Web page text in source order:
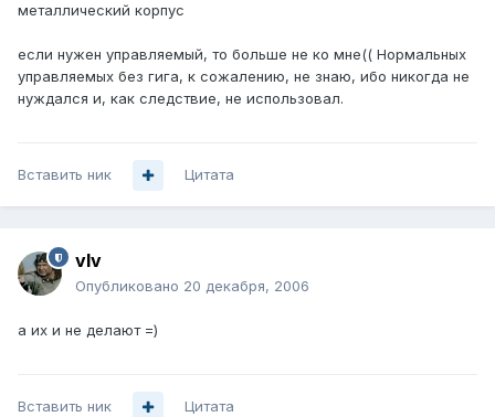
металлический корпус
если нужен управляемый, то больше не ко мне(( Нормальных
управляемых без гига, к сожалению, не знаю, ибо никогда не
нуждался и, как следствие, не использовал.
Вставить ник Цитата
vIv
Опубликовано 20 декабря, 2006
а их и не делают =)
Вставить ник Цитата